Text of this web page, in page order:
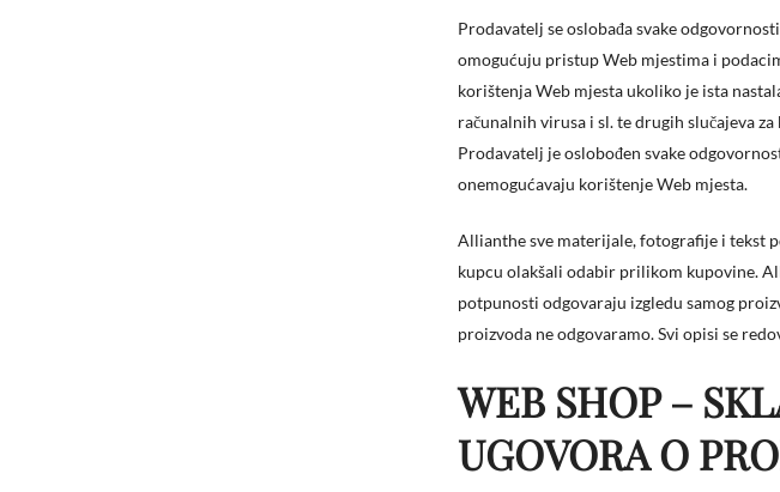
Prodavatelj se oslobađa svake
omogućuju pristup Web mjestima i
korištenja Web mjesta ukoliko je ista
računalnih virusa i sl. te drugih slučajeva
Prodavatelj je oslobođen svake
onemogućavaju korištenje Web mjesta.
Allianthe sve materijale, fotografije i tekst
kupcu olakšali odabir prilikom kupovine.
potpunosti odgovaraju izgledu samog
proizvoda ne odgovaramo. Svi opisi se
WEB SHOP –
UGOVORA O